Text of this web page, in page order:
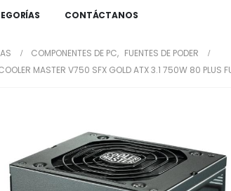
CONTÁCTANOS
COMPONENTES DE PC, FUENTES DE PODER
COOLER MASTER V750 SFX GOLD ATX 3.1 750W 80